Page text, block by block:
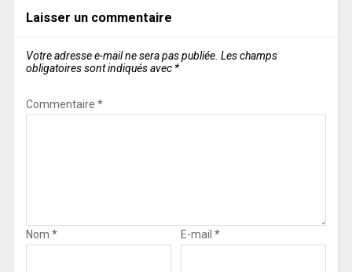
Laisser un commentaire
Votre adresse e-mail ne sera pas publiée. Les champs
obligatoires sont indiqués avec *
Commentaire *
Nom * E-mail *